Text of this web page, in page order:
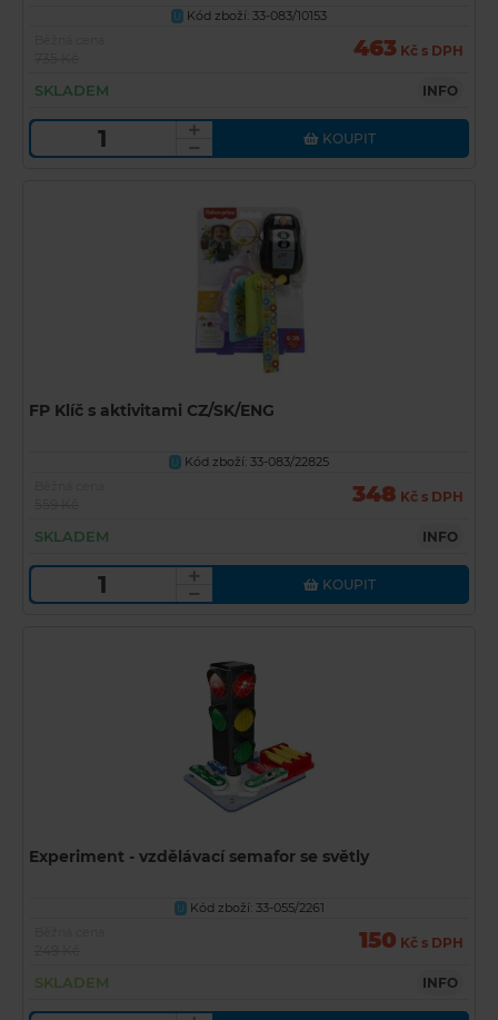
U
Kód zboží: 33-083/10153
463 Kč s DPH
SKLADEM INFO
KOUPIT
FP Klíč s aktivitami CZ/SK/ENG
U
Kód zboží: 33-083/22825
348 Kč s DPH
SKLADEM INFO
KOUPIT
Experiment - vzdělávací semafor se světly
U Kód zboží: 33-055/2261
150 Kč s DPH
SKLADEM INFO